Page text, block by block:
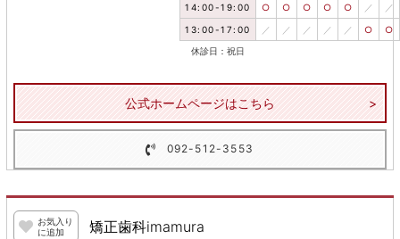
14:00-19:00 ○ ○ ○ ○ ○ ／ ／
13:00-17:00 ／ ／ ／ ／ ／ ○ ○
休診日：祝日
公式ホームページはこちら
092-512-3553
お気入り
に追加
矯正歯科imamura